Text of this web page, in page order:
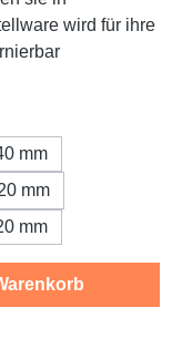
wird für ihre
mm
mm
mm